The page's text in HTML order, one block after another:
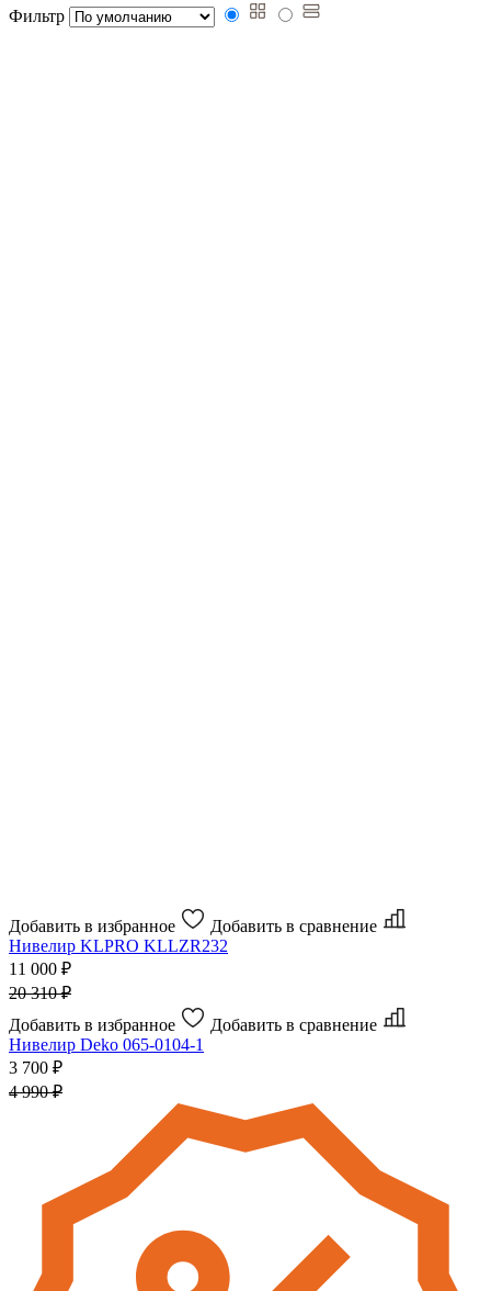
Фильтр
Добавить в избранное
Добавить в сравнение
Нивелир KLPRO KLLZR232
11 000 ₽
20 310 ₽
Добавить в избранное
Добавить в сравнение
Нивелир Deko 065-0104-1
3 700 ₽
4 990 ₽